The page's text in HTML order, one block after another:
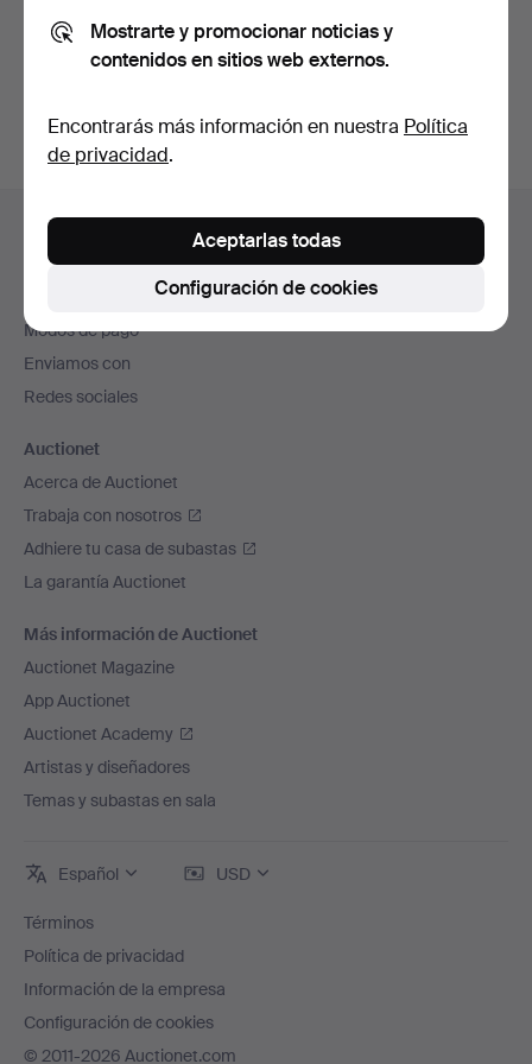
Crear cuenta
pie
de
página
Ayuda y contacto
Contacta con el servicio de atención al cliente
Todas las casas de subastas
Modos de pago
Enviamos con
Redes sociales
Auctionet
Acerca de Auctionet
Trabaja con nosotros
Adhiere tu casa de subastas
La garantía Auctionet
Más información de Auctionet
Auctionet Magazine
App Auctionet
Auctionet Academy
Artistas y diseñadores
Temas y subastas en sala
Español USD
Términos
Política de privacidad
Información de la empresa
Configuración de cookies
© 2011-2026 Auctionet.com
Mostrarte y promocionar noticias y
contenidos en sitios web externos.
Encontrarás más información en nuestra Política
de privacidad.
Configuración de cookies
Aceptarlas todas